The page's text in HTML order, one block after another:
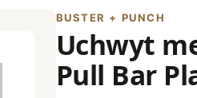
BUSTER + PUNCH
Uchwyt
Pull Bar